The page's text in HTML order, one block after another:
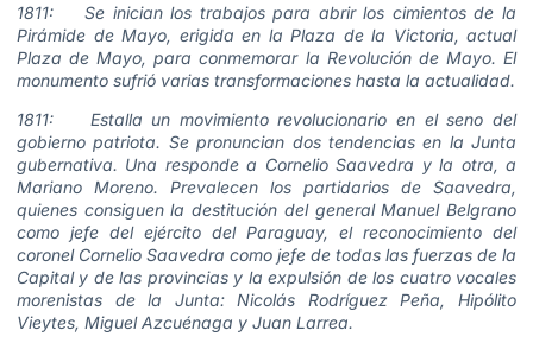
1811: Se inician los trabajos para abrir los cimientos de la
Pirámide de Mayo, erigida en la Plaza de la Victoria, actual
Plaza de Mayo, para conmemorar la Revolución de Mayo. El
monumento sufrió varias transformaciones hasta la actualidad.
1811: Estalla un movimiento revolucionario en el seno del
gobierno patriota. Se pronuncian dos tendencias en la Junta
gubernativa. Una responde a Cornelio Saavedra y la otra, a
Mariano Moreno. Prevalecen los partidarios de Saavedra,
quienes consiguen la destitución del general Manuel Belgrano
como jefe del ejército del Paraguay, el reconocimiento del
coronel Cornelio Saavedra como jefe de todas las fuerzas de la
Capital y de las provincias y la expulsión de los cuatro vocales
morenistas de la Junta: Nicolás Rodríguez Peña, Hipólito
Vieytes, Miguel Azcuénaga y Juan Larrea.